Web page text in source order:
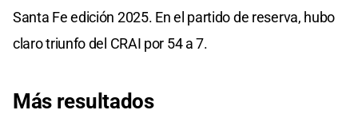
Santa Fe edición 2025. En el partido de reserva, hubo
claro triunfo del CRAI por 54 a 7.
Más resultados